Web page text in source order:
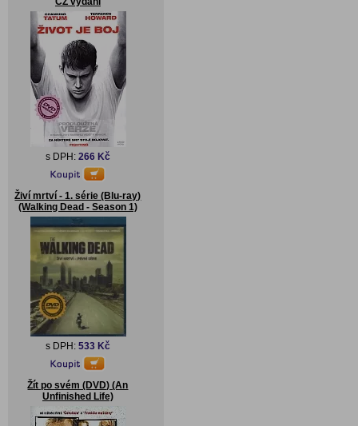
s DPH: 266 Kč
Živí mrtví - 1. série (Blu-ray)
(Walking Dead - Season 1)
s DPH: 533 Kč
Žít po svém (DVD) (An
Unfinished Life)